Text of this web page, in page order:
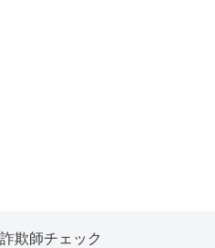
詐欺師チェック